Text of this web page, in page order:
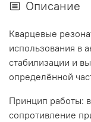
Описание
Кварцевые
использования в
стабилизации и
определённой
Принцип работы:
сопротивление